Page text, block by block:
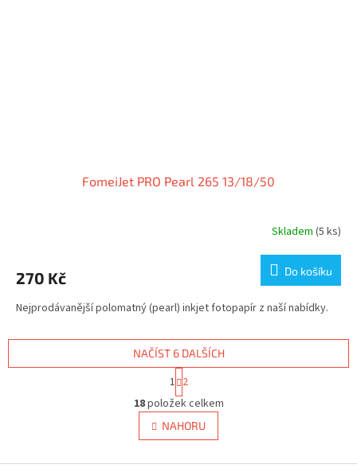
FomeiJet PRO Pearl 265 13/18/50
Skladem (5 ks)
270 Kč Do košíku
Nejprodávanější polomatný (pearl) inkjet fotopapír z naší nabídky.
O
v
l
á
NAČÍST 6 DALŠÍCH
S
t
r
á
n
k
v
1 2
18položek celkem
NAHORU